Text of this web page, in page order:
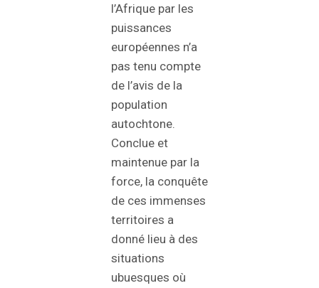
l’Afrique par les
puissances
européennes n’a
pas tenu compte
de l’avis de la
population
autochtone.
Conclue et
maintenue par la
force, la conquête
de ces immenses
territoires a
donné lieu à des
situations
ubuesques où